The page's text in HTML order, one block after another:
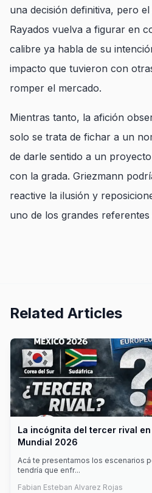
una decisión definitiva, pero
Rayados vuelva a figurar en
calibre ya habla de su
impacto que tuvieron con
romper el mercado.
Mientras tanto, la afición
solo se trata de fichar a un
de darle sentido a un
con la grada. Griezmann
reactive la ilusión y
uno de los grandes
Related Articles
La incógnita del tercer rival
Mundial 2026
Acá te presentamos los escenarios
tendría que enfr...
Fabian Esteban Alvarez Rojas